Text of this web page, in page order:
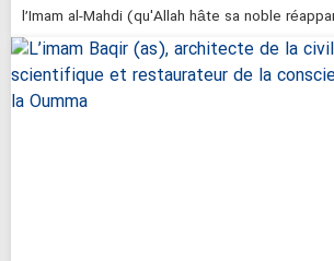
l’Imam al-Mahdi (qu'Allah hâte sa noble